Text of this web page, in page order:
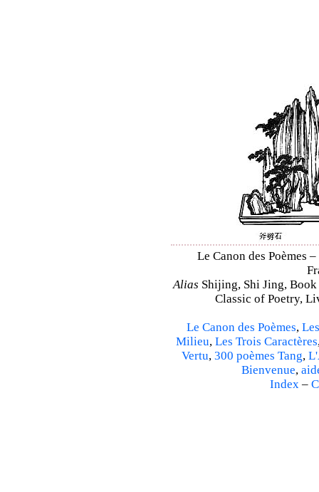
Le Canon des Poèmes
Alias Shijing, Shi Jing,
Classic of Poetry,
Le Canon des Poèmes,
Milieu, Les Trois Caractères
Vertu, 300 poèmes Tang,
Bienvenue,
Index–